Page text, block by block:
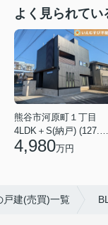
よく見られてい
熊谷市河原町１丁目
4,980万円
戸建(売買)一覧